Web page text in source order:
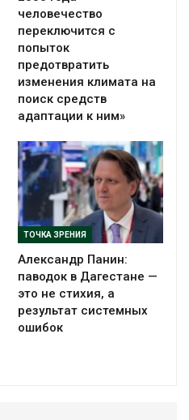
человечество
переключится с
попыток
предотвратить
изменения климата на
поиск средств
адаптации к ним»
ТОЧКА ЗРЕНИЯ
Александр Панин:
паводок в Дагестане —
это не стихия, а
результат системных
ошибок